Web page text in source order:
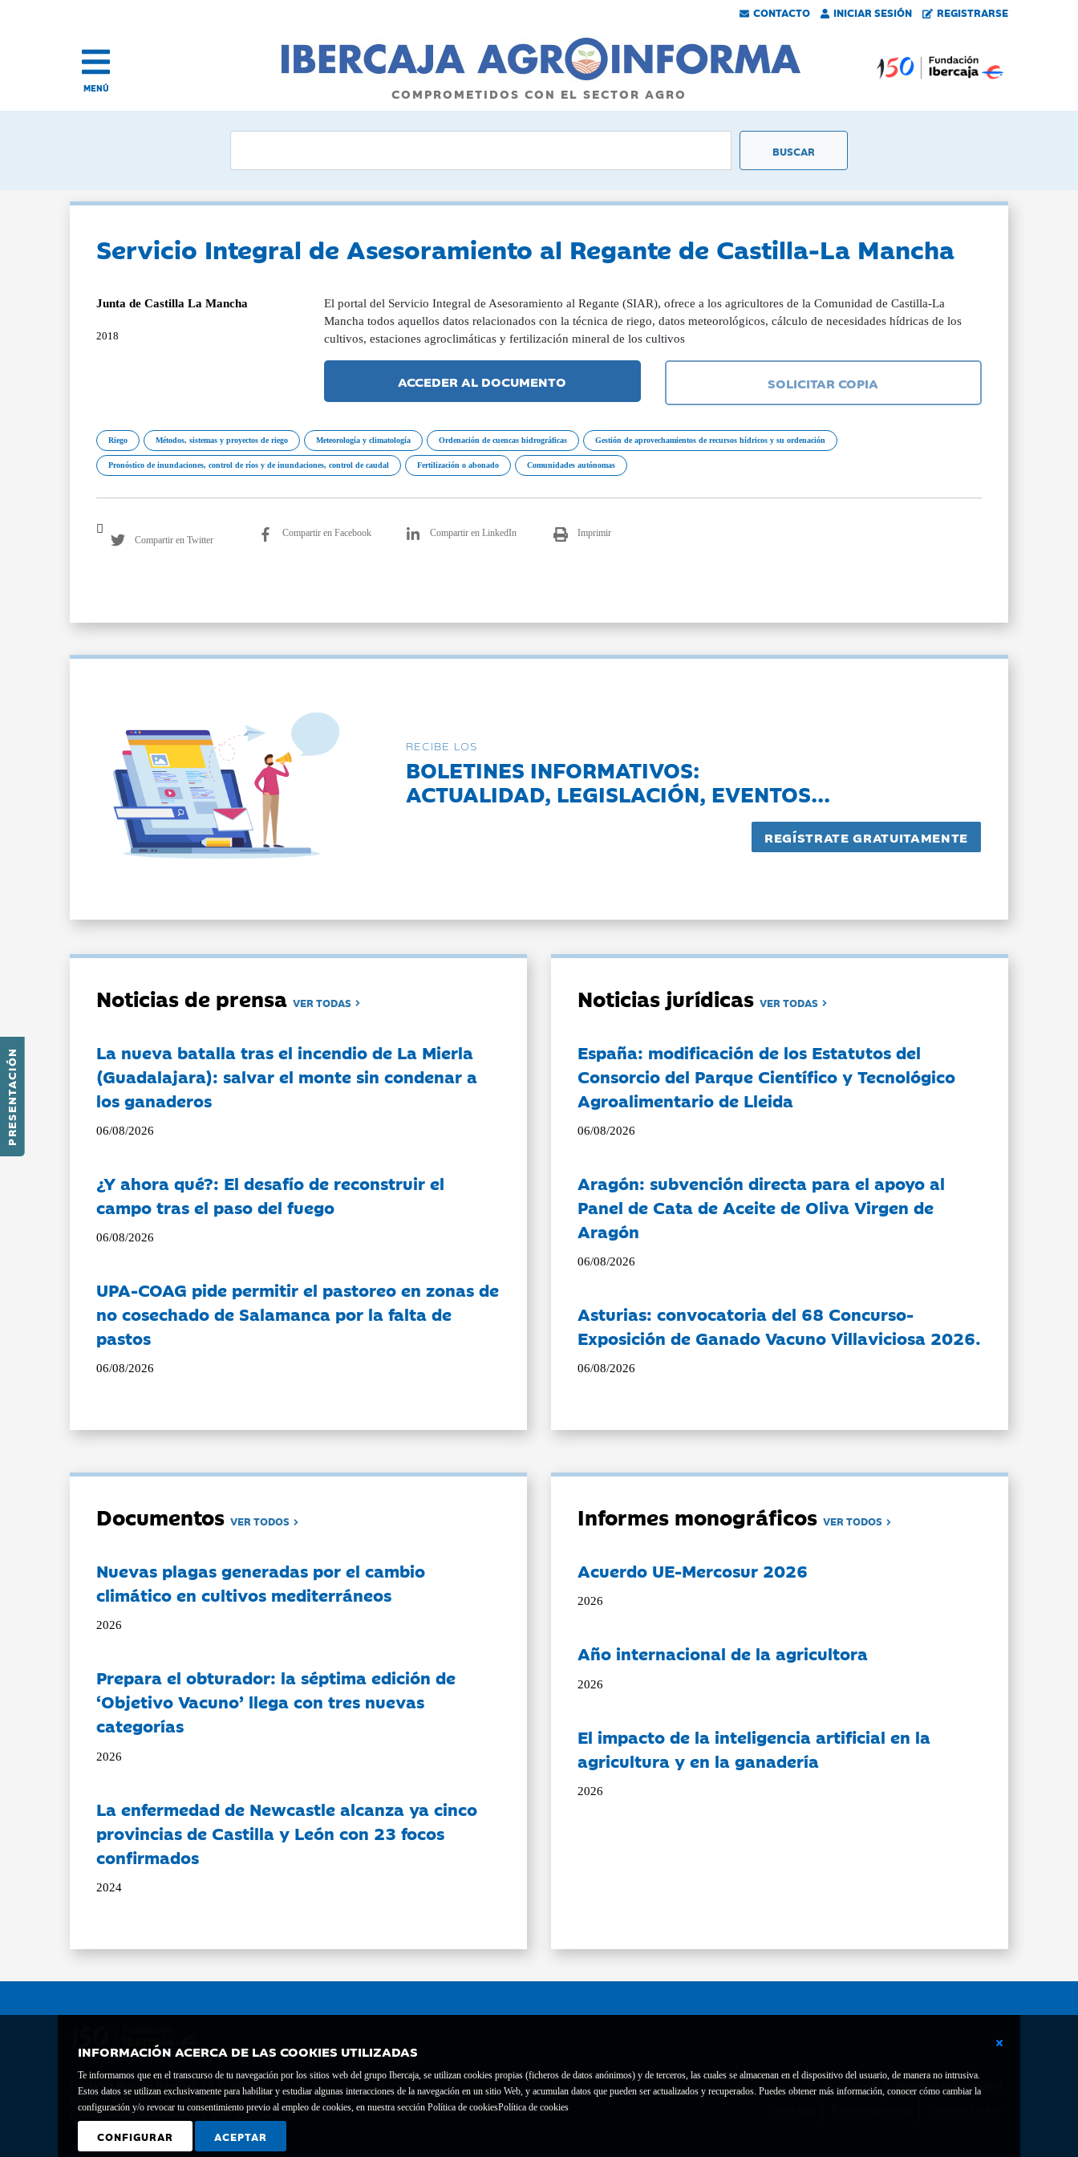
CONTACTO INICIAR SESIÓN REGISTRARSE
PRESENTACIÓN
MENÚ COMPROMETIDOS CON EL SECTOR AGRO
INFORMACIÓN ACERCA DE LAS COOKIES UTILIZADAS
Te informamos que en el transcurso de tu navegación por los sitios web del grupo Ibercaja, se utilizan cookies propias (ficheros de datos anónimos) y de terceros, las cuales se almacenan en el dispositivo del usuario, de manera no intrusiva.
Estos datos se utilizan exclusivamente para habilitar y estudiar algunas interacciones de la navegación en un sitio Web, y acumulan datos que pueden ser actualizados y recuperados. Puedes obtener más información, conocer cómo cambiar la
configuración y/o revocar tu consentimiento previo al empleo de cookies, en nuestra sección Política de cookiesPolítica de cookies
CONFIGURAR ACEPTAR
Servicio Integral de Asesoramiento al Regante de Castilla-La Mancha
Junta de Castilla La Mancha
2018
El portal del Servicio Integral de Asesoramiento al Regante (SIAR), ofrece a los agricultores de la Comunidad de Castilla-La
Mancha todos aquellos datos relacionados con la técnica de riego, datos meteorológicos, cálculo de necesidades hídricas de los
cultivos, estaciones agroclimáticas y fertilización mineral de los cultivos
ACCEDER AL DOCUMENTO SOLICITAR COPIA
Riego Métodos, sistemas y proyectos de riego Meteorología y climatología Ordenación de cuencas hidrográficas Gestión de aprovechamientos de recursos hídricos y su ordenación
Pronóstico de inundaciones, control de ríos y de inundaciones, control de caudal Fertilización o abonado Comunidades autónomas
Compartir en Twitter
Compartir en Facebook Compartir en LinkedIn Imprimir
RECIBE LOS
BOLETINES INFORMATIVOS:
ACTUALIDAD, LEGISLACIÓN, EVENTOS...
Noticias de prensaVER TODAS
La nueva batalla tras el incendio de La Mierla
(Guadalajara): salvar el monte sin condenar a
los ganaderos
06/08/2026
¿Y ahora qué?: El desafío de reconstruir el
campo tras el paso del fuego
06/08/2026
UPA-COAG pide permitir el pastoreo en zonas de
no cosechado de Salamanca por la falta de
pastos
06/08/2026
Noticias jurídicasVER TODAS
España: modificación de los Estatutos del
Consorcio del Parque Científico y Tecnológico
Agroalimentario de Lleida
06/08/2026
Aragón: subvención directa para el apoyo al
Panel de Cata de Aceite de Oliva Virgen de
Aragón
06/08/2026
Asturias: convocatoria del 68 Concurso-
Exposición de Ganado Vacuno Villaviciosa 2026.
06/08/2026
DocumentosVER TODOS
Nuevas plagas generadas por el cambio
climático en cultivos mediterráneos
2026
Prepara el obturador: la séptima edición de
‘Objetivo Vacuno’ llega con tres nuevas
categorías
2026
La enfermedad de Newcastle alcanza ya cinco
provincias de Castilla y León con 23 focos
confirmados
2024
Informes monográficosVER TODOS
Acuerdo UE-Mercosur 2026
2026
Año internacional de la agricultora
2026
El impacto de la inteligencia artificial en la
agricultura y en la ganadería
2026
Fundación Bancaria Ibercaja C.I.F. G-50000652.
Inscrita en el Registro de Fundaciones del Mº de Educación, Cultura y Deporte con el nº 1689.
Domicilio social: Joaquín Costa, 13. 50001 Zaragoza.
Contacto Declaración de accesibilidad